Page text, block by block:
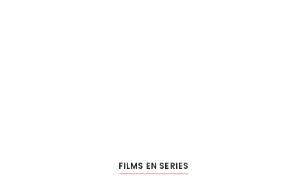
FILMS EN SERIES